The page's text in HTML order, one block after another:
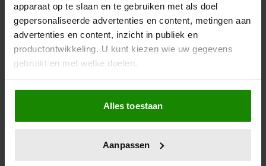
apparaat op te slaan en te gebruiken met als doel
gepersonaliseerde advertenties en content, metingen aan
advertenties en content, inzicht in publiek en
productontwikkeling. U kunt kiezen wie uw gegevens
gebruikt en met welke doelen.
Als u het toestaat, willen we ook graag:
Informatie verzamelen over uw geografische
locatie, die tot een paar meter nauwkeurig kan zijn
scannen op specifieke eigenschappen (fingerprinting)
Alles toestaan
Aanpassen